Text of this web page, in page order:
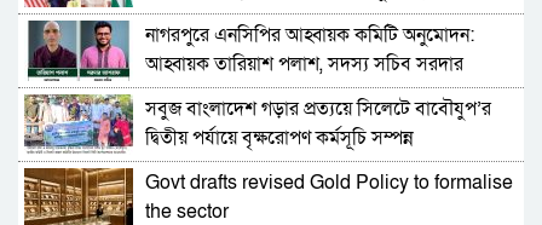
বগুড়ায় ও সিলেটে দুই ঘণ্টার ব্যবধানে সড়ক দুর্ঘটনায়
শিশুসহ প্রাণ গেল ১৫ জনের
ঢাকায় বাসভবনে অগ্নিকাণ্ড, স্ত্রীসহ হাসপাতালে ভর্তি
পাকিস্তান হাইকমিশনার
আওয়ামী লীগ আমাদের শত্রু নয়, অচিরেই আওয়ামী
লীগ বিএনপির সঙ্গে মিশে যাবে: সংসদ সদস্য নাছির
নাগরপুরে এনসিপির আহ্বায়ক কমিটি অনুমোদন:
আহ্বায়ক তারিয়াশ পলাশ, সদস্য সচিব সরদার
আশরাফ
সবুজ বাংলাদেশ গড়ার প্রত্যয়ে সিলেটে বাবৌযুপ’র
দ্বিতীয় পর্যায়ে বৃক্ষরোপণ কর্মসূচি সম্পন্ন
Govt drafts revised Gold Policy to formalise
the sector